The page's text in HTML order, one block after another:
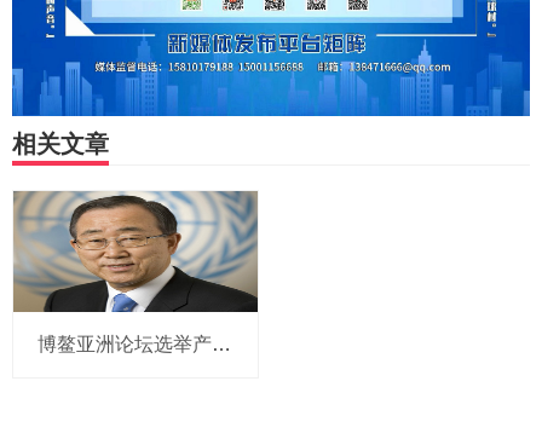
相关文章
博鳌亚洲论坛选举产生新一届理事会 潘基文当选理事长